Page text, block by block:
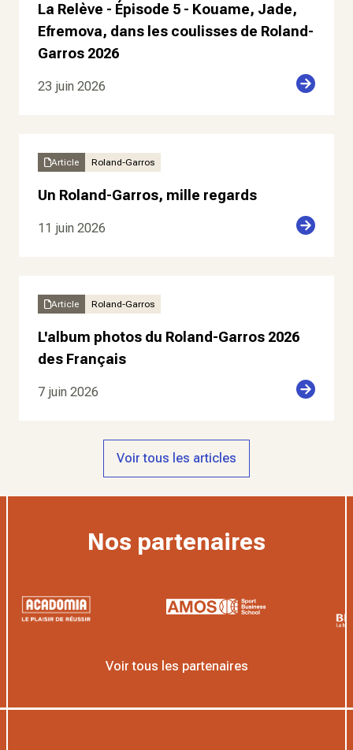
La Relève - Épisode 5 - Kouame, Jade,
Efremova, dans les coulisses de Roland-
Garros 2026
23 juin 2026
Article Roland-Garros
Un Roland-Garros, mille regards
11 juin 2026
Article Roland-Garros
L'album photos du Roland-Garros 2026
des Français
7 juin 2026
Voir tous les articles
Nos partenaires
Voir tous les partenaires